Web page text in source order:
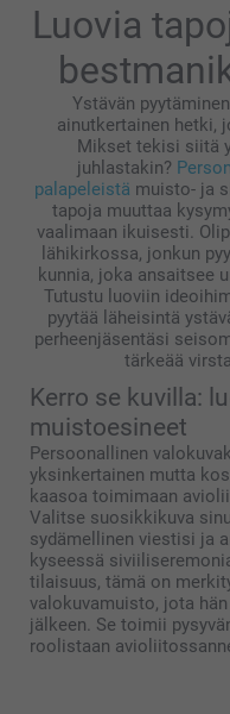
Luovia
Ystävän
ainutkertainen hetki,
Mikset tekisi siitä
juhlastakin?
palapeleistä muisto- ja
tapoja muuttaa
vaalimaan ikuisesti.
lähikirkossa, jonkun
kunnia, joka ansaitsee
Tutustu luoviin
pyytää läheisintä
perheenjäsentäsi
tärkeää
Kerro se kuvilla:
muistoesineet
Persoonallinen
yksinkertainen mutta
kaasoa toimimaan
Valitse suosikkikuva
sydämellinen viestisi ja
kyseessä
tilaisuus, tämä on
valokuvamuisto, jota
jälkeen. Se toimii
roolistaan